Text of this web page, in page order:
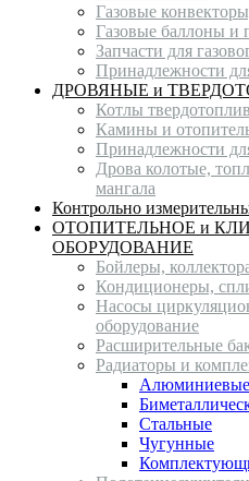
Газовые
Газовые баллоны и
Запчасти для
Принадлежности
ДРОВЯНЫЕ и
Котлы
Камины и
Принадлежности
Дрова колотые,
мангала
Контрольно
ОТОПИТЕЛЬНОЕ и
ОБОРУДОВАНИЕ
Бойлеры,
Кондиционеры,
Насосы
оборудование
Расширительные
Радиаторы и
Алюминиевые
Стальные
Чугунные